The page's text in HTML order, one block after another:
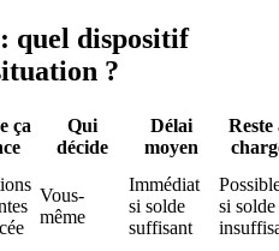
quel dispositif
?
ça
Qui
décide
Délai
moyen
Reste
Vous-
même
Immédiat
si solde
suffisant
si solde